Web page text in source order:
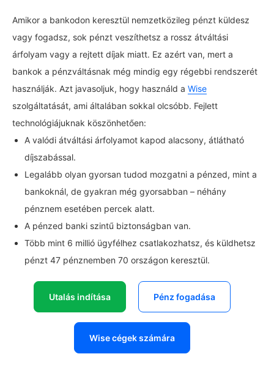
Amikor a bankodon keresztül nemzetközileg pénzt küldesz
vagy fogadsz, sok pénzt veszíthetsz a rossz átváltási
árfolyam vagy a rejtett díjak miatt. Ez azért van, mert a
bankok a pénzváltásnak még mindig egy régebbi rendszerét
használják. Azt javasoljuk, hogy használd a Wise
szolgáltatását, ami általában sokkal olcsóbb. Fejlett
technológiájuknak köszönhetően:
A valódi átváltási árfolyamot kapod alacsony, átlátható
díjszabással.
Legalább olyan gyorsan tudod mozgatni a pénzed, mint a
bankoknál, de gyakran még gyorsabban – néhány
pénznem esetében percek alatt.
A pénzed banki szintű biztonságban van.
Több mint 6 millió ügyfélhez csatlakozhatsz, és küldhetsz
pénzt 47 pénznemben 70 országon keresztül.
Utalás indítása Pénz fogadása
Wise cégek számára